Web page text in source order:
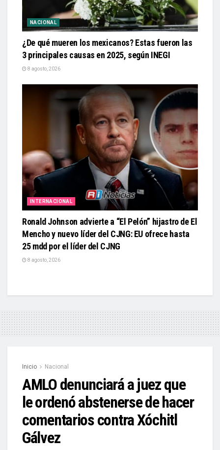
NACIONAL
¿De qué mueren los mexicanos? Estas fueron las
3 principales causas en 2025, según INEGI
8 agosto, 2026
INTERNACIONAL
Ronald Johnson advierte a “El Pelón” hijastro de El
Mencho y nuevo líder del CJNG: EU ofrece hasta
25 mdd por el líder del CJNG
8 agosto, 2026
Inicio Nacional
AMLO denunciará a juez que
le ordenó abstenerse de hacer
comentarios contra Xóchitl
Gálvez